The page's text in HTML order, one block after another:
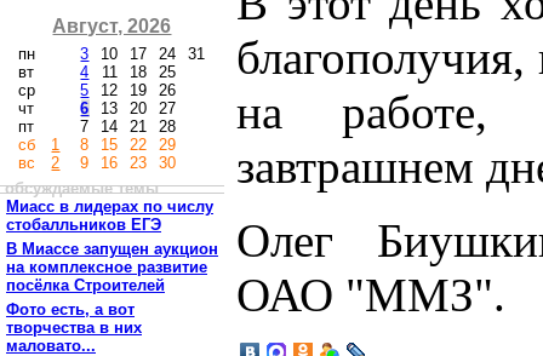
Август, 2026
пн
вт
ср
чт
пт
сб
вс
1
2
3
4
5
6
7
8
9
10
11
12
13
14
15
16
17
18
19
20
21
22
23
24
25
26
27
28
29
30
31
обсуждаемые темы
Миасс в лидерах по числу
стобалльников ЕГЭ
В Миассе запущен аукцион
на комплексное развитие
посёлка Строителей
Фото есть, а вот
творчества в них
маловато...
на работе,
завтрашнем
Олег
ОАО "ММЗ".